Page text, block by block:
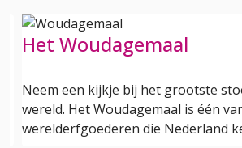
Het Woudagemaal
Neem een kijkje bij het grootste
wereld. Het Woudagemaal is één
werelderfgoederen die Nederland